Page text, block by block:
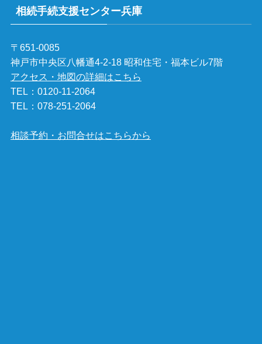
相続手続支援センター兵庫
〒651-0085
神戸市中央区八幡通4-2-18 昭和住宅・福本ビル7階
アクセス・地図の詳細はこちら
TEL： 0120-11-2064
TEL： 078-251-2064
相談予約・お問合せはこちらから